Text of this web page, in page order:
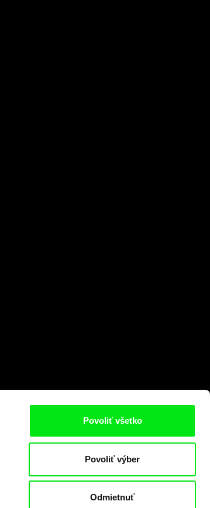
Povoliť všetko
Povoliť výber
Odmietnuť